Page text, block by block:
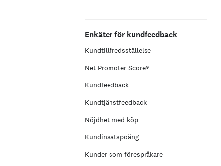
Enkäter för kundfeedback
Kundtillfredsställelse
Net Promoter Score®
Kundfeedback
Kundtjänstfeedback
Nöjdhet med köp
Kundinsatspoäng
Kunder som förespråkare